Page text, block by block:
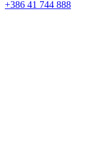
+386 41 744 888